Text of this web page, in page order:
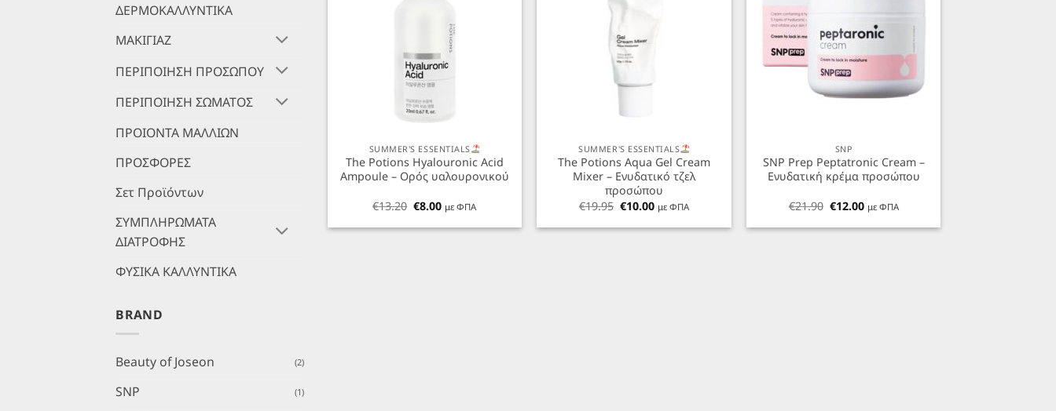
ΔΕΡΜΟΚΑΛΛΥΝΤΙΚΑ
ΜΑΚΙΓΙΑΖ
ΠΕΡΙΠΟΙΗΣΗ ΠΡΟΣΩΠΟΥ
ΠΕΡΙΠΟΙΗΣΗ ΣΩΜΑΤΟΣ
ΠΡΟΙΟΝΤΑ ΜΑΛΛΙΩΝ
ΠΡΟΣΦΟΡΕΣ
Σετ Προϊόντων
ΣΥΜΠΛΗΡΩΜΑΤΑ
ΔΙΑΤΡΟΦΗΣ
ΦΥΣΙΚΑ ΚΑΛΛΥΝΤΙΚΑ
BRAND
Beauty of Joseon (2)
SNP (1)
SUMMER'S ESSENTIALS
The Potions Hyalouronic Acid
Ampoule – Ορός υαλουρονικού
€13.20 Original
price
was:
€8.00Η
τρέχουσα
τιμή
με ΦΠΑ
SUMMER'S ESSENTIALS
The Potions Aqua Gel Cream
Mixer – Ενυδατικό τζελ
προσώπου
€19.95 Original
price
was:
€10.00Η
τρέχουσα
τιμή
με ΦΠΑ
SNP
SNP Prep Peptatronic Cream –
Ενυδατική κρέμα προσώπου
€21.90 Original
price
was:
€12.00Η
τρέχουσα
τιμή
με ΦΠΑ